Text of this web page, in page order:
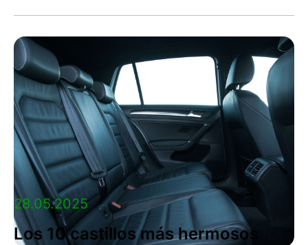
28.05.2025
Los 10 castillos más hermosos